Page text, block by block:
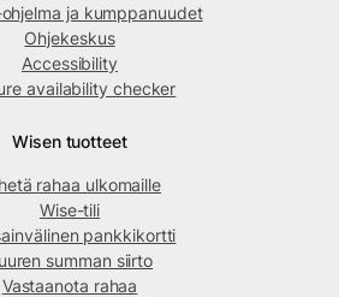
ja kumppanuudet
Ohjekeskus
Accessibility
availability checker
Wisen tuotteet
rahaa ulkomaille
Wise-tili
pankkikortti
summan siirto
Vastaanota rahaa